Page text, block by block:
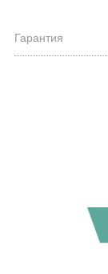
Гарантия